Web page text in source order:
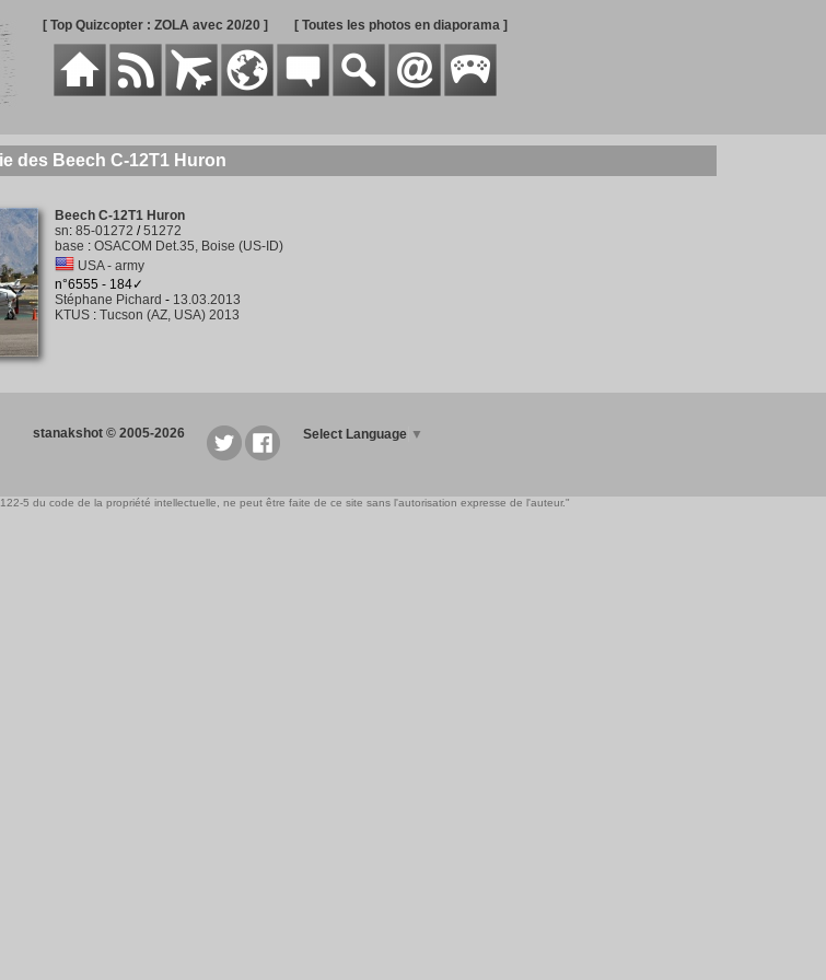
[ Top Quizcopter : ZOLA avec 20/20 ] [ Toutes les photos en diaporama ]
des Beech C-12T1 Huron
Beech C-12T1 Huron
sn: 85-01272 /51272
base : OSACOM Det.35, Boise (US-ID)
USA - army
n°6555 - 184✓
Stéphane Pichard - 13.03.2013
KTUS: Tucson (AZ, USA) 2013
stanakshot © 2005-2026 Select Language ▼
5 du code de la propriété intellectuelle, ne peut être faite de ce site sans l'autorisation expresse de l'auteur."